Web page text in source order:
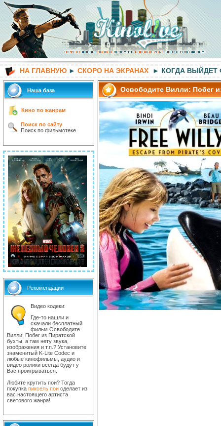
НА ГЛАВНУЮ ► СКОРО НА ЭКРАНАХ ► КОГДА ВЫЙДЕТ
Наша база
Кино по жанрам
Поиск по сайту
Поиск по фильмотеке
Рекомендации
Видео кодеки:
Где-то нашли и
скачали бесплатный
фильм Освободите
Вилли: Побег из Пиратской
бухты, а там нету звука,
изображения и т.п.? Установите
знаменитый K-Lite Codec и
любые кинофильмы, аудио и
видео ролики всегда будут у
Вас проигрываться.
Любите крутить пои? Тогда
покупка пиксель пои сделает из
вас настоящего артиста
светового жанра!
Освободите Вилли: Побег